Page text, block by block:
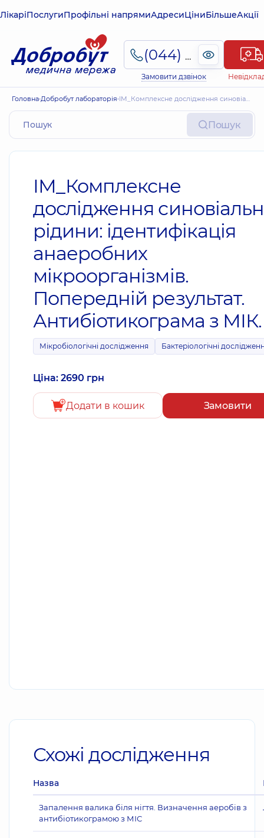
ЛікаріПослугиПрофільні напрямиАдресиЦіниБільшеАкції
(044) 495-2-888
Замовити дзвінок
Головна Добробут лабораторія ІМ_Комплексне дослідження синовіальної рідини: ідентифікація анаеробних мікроорганізмів. Попередній результат. Антибіотикограма з МІК.
Пошук
ІМ_Комплексне
дослідження
рідини: ідентифікація
анаеробних
мікроорганізмів.
Попередній результат.
Антибіотикограма з МІК.
Мікробіологічні дослідження Бактеріологічні
Ціна: 2690 грн
Додати в кошик Замовити
Схожі дослідження
Назва
Запалення валика біля нігтя. Визначення аеробів з
антибіотикограмою з МІС